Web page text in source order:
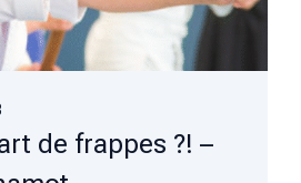
de frappes ?! –